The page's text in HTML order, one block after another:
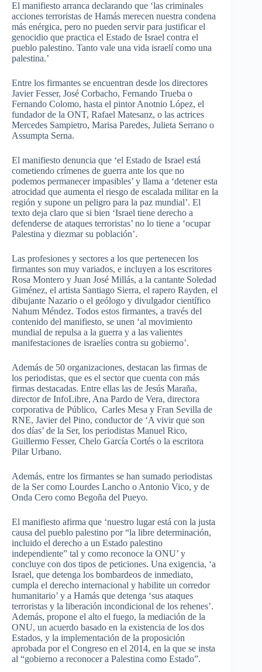
El manifiesto arranca declarando que ‘las criminales
acciones terroristas de Hamás merecen nuestra condena
más enérgica, pero no pueden servir para justificar el
genocidio que practica el Estado de Israel contra el
pueblo palestino. Tanto vale una vida israelí como una
palestina.’
Entre los firmantes se encuentran desde los directores
Javier Fesser, José Corbacho, Fernando Trueba o
Fernando Colomo, hasta el pintor Anotnio López, el
fundador de la ONT, Rafael Matesanz, o las actrices
Mercedes Sampietro, Marisa Paredes, Julieta Serrano o
Assumpta Serna.
El manifiesto denuncia que ‘el Estado de Israel está
cometiendo crímenes de guerra ante los que no
podemos permanecer impasibles’ y llama a ‘detener esta
atrocidad que aumenta el riesgo de escalada militar en la
región y supone un peligro para la paz mundial’. El
texto deja claro que si bien ‘Israel tiene derecho a
defenderse de ataques terroristas’ no lo tiene a ‘ocupar
Palestina y diezmar su población’.
Las profesiones y sectores a los que pertenecen los
firmantes son muy variados, e incluyen a los escritores
Rosa Montero y Juan José Millás, a la cantante Soledad
Giménez, el artista Santiago Sierra, el rapero Rayden, el
dibujante Nazario o el geólogo y divulgador científico
Nahum Méndez. Todos estos firmantes, a través del
contenido del manifiesto, se unen ‘al movimiento
mundial de repulsa a la guerra y a las valientes
manifestaciones de israelíes contra su gobierno’.
Además de 50 organizaciones, destacan las firmas de
los periodistas, que es el sector que cuenta con más
firmas destacadas. Entre ellas las de Jesús Maraña,
director de InfoLibre, Ana Pardo de Vera, directora
corporativa de Público, Carles Mesa y Fran Sevilla de
RNE, Javier del Pino, conductor de ‘A vivir que son
dos días’ de la Ser, los periodistas Manuel Rico,
Guillermo Fesser, Chelo García Cortés o la escritora
Pilar Urbano.
Además, entre los firmantes se han sumado periodistas
de la Ser como Lourdes Lancho o Antonio Vico, y de
Onda Cero como Begoña del Pueyo.
El manifiesto afirma que ‘nuestro lugar está con la justa
causa del pueblo palestino por “la libre determinación,
incluido el derecho a un Estado palestino
independiente” tal y como reconoce la ONU’ y
concluye con dos tipos de peticiones. Una exigencia, ‘a
Israel, que detenga los bombardeos de inmediato,
cumpla el derecho internacional y habilite un corredor
humanitario’ y a Hamás que detenga ‘sus ataques
terroristas y la liberación incondicional de los rehenes’.
Además, propone el alto el fuego, la mediación de la
ONU, un acuerdo basado en la existencia de los dos
Estados, y la implementación de la proposición
aprobada por el Congreso en el 2014, en la que se insta
al “gobierno a reconocer a Palestina como Estado”.